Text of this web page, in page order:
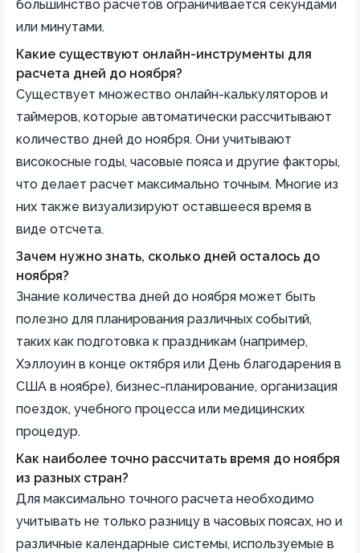
большинство расчетов ограничивается секундами
или минутами.
Какие существуют онлайн-инструменты для
расчета дней до ноября?
Существует множество онлайн-калькуляторов и
таймеров, которые автоматически рассчитывают
количество дней до ноября. Они учитывают
високосные годы, часовые пояса и другие факторы,
что делает расчет максимально точным. Многие из
них также визуализируют оставшееся время в
виде отсчета.
Зачем нужно знать, сколько дней осталось до
ноября?
Знание количества дней до ноября может быть
полезно для планирования различных событий,
таких как подготовка к праздникам (например,
Хэллоуин в конце октября или День благодарения в
США в ноябре), бизнес-планирование, организация
поездок, учебного процесса или медицинских
процедур.
Как наиболее точно рассчитать время до ноября
из разных стран?
Для максимально точного расчета необходимо
учитывать не только разницу в часовых поясах, но и
различные календарные системы, используемые в